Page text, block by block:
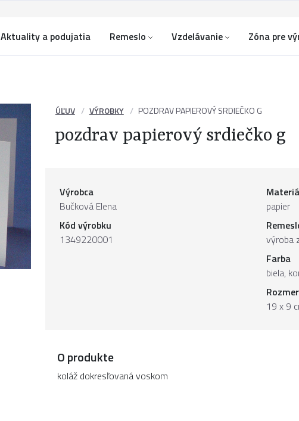
Aktuality a podujatia Remeslo Vzdelávanie Zóna pre
ÚĽUV VÝROBKY POZDRAV PAPIEROVÝ SRDIEČKO G
pozdrav papierový srdiečko g
Výrobca
Bučková Elena
Kód výrobku
1349220001
papier
výroba
Farba
biela,
Rozmer
19 x 9
O produkte
koláž dokresľovaná voskom